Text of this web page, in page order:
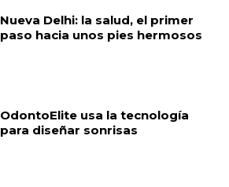
Nueva Delhi: la salud, el primer
paso hacia unos pies hermosos
OdontoElite usa la tecnología
para diseñar sonrisas